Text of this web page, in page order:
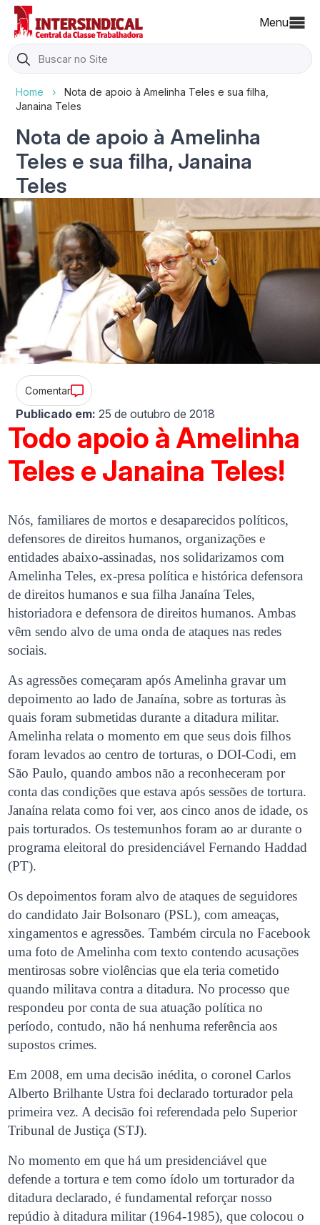
Menu
Search
for:
Home ›
Nota de apoio à Amelinha Teles e sua filha,
Janaina Teles
Nota de apoio à Amelinha
Teles e sua filha, Janaina
Teles
Comentar
Publicado em: 25 de outubro de 2018
Todo apoio à Amelinha
Teles e Janaina Teles!
Nós, familiares de mortos e desaparecidos políticos,
defensores de direitos humanos, organizações e
entidades abaixo-assinadas, nos solidarizamos com
Amelinha Teles, ex-presa política e histórica defensora
de direitos humanos e sua filha Janaína Teles,
historiadora e defensora de direitos humanos. Ambas
vêm sendo alvo de uma onda de ataques nas redes
sociais.
As agressões começaram após Amelinha gravar um
depoimento ao lado de Janaína, sobre as torturas às
quais foram submetidas durante a ditadura militar.
Amelinha relata o momento em que seus dois filhos
foram levados ao centro de torturas, o DOI-Codi, em
São Paulo, quando ambos não a reconheceram por
conta das condições que estava após sessões de tortura.
Janaína relata como foi ver, aos cinco anos de idade, os
pais torturados. Os testemunhos foram ao ar durante o
programa eleitoral do presidenciável Fernando Haddad
(PT).
Os depoimentos foram alvo de ataques de seguidores
do candidato Jair Bolsonaro (PSL), com ameaças,
xingamentos e agressões. Também circula no Facebook
uma foto de Amelinha com texto contendo acusações
mentirosas sobre violências que ela teria cometido
quando militava contra a ditadura. No processo que
respondeu por conta de sua atuação política no
período, contudo, não há nenhuma referência aos
supostos crimes.
Em 2008, em uma decisão inédita, o coronel Carlos
Alberto Brilhante Ustra foi declarado torturador pela
primeira vez. A decisão foi referendada pelo Superior
Tribunal de Justiça (STJ).
No momento em que há um presidenciável que
defende a tortura e tem como ídolo um torturador da
ditadura declarado, é fundamental reforçar nosso
repúdio à ditadura militar (1964-1985), que colocou o